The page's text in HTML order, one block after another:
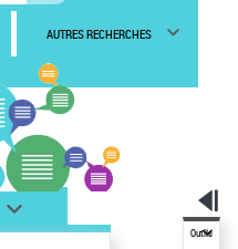
AUTRES RECHERCHES
Outils